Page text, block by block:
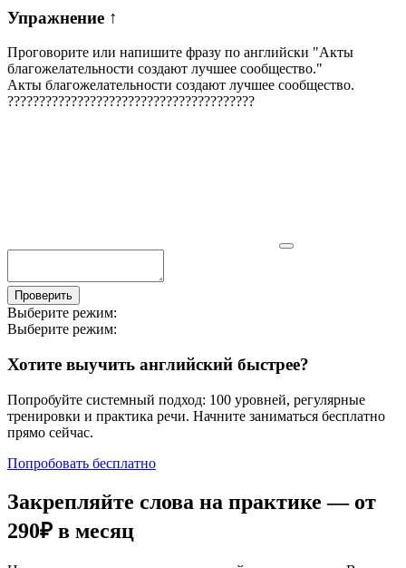
Упражнение ↑
Проговорите или напишите фразу по английски "Акты
благожелательности создают лучшее сообщество."
Акты благожелательности создают лучшее сообщество.
???????????????????????????????????????
Проверить
Выберите режим:
Выберите режим:
Хотите выучить английский быстрее?
Попробуйте системный подход: 100 уровней, регулярные
тренировки и практика речи. Начните заниматься бесплатно
прямо сейчас.
Попробовать бесплатно
Закрепляйте слова на практике — от
290₽ в месяц